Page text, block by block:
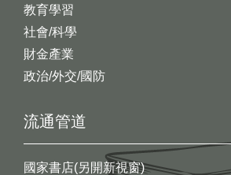
教育學習
社會/科學
財金產業
政治/外交/國防
流通管道
國家書店(另開新視窗)